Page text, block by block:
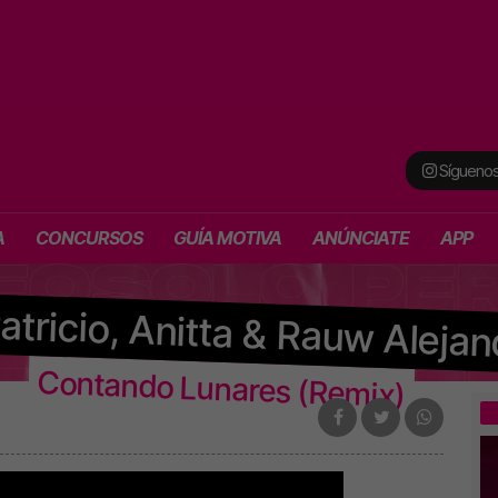
CONCURSOS GUÍA MOTIVA ANÚNCIATE APP
Anitta & Rauw
Contando Lunares (Remix)